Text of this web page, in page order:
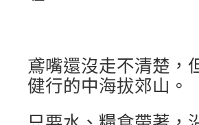
鳶嘴還沒走不清楚，
健行的中海拔郊山。